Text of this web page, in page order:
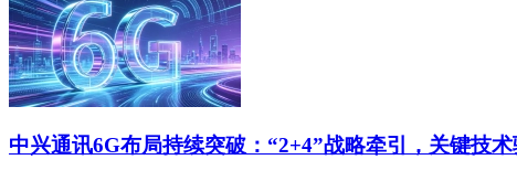
中兴通讯6G布局持续突破：“2+4”战略牵引，关键技